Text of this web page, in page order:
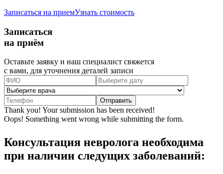
Записаться на приемУзнать стоимость
Записаться
на приём
Оставьте заявку и наш специалист свяжется
с вами, для уточнения деталей записи
Thank you! Your submission has been received!
Oops! Something went wrong while submitting the form.
Консультация невролога необходима
при наличии следущих заболеваний: